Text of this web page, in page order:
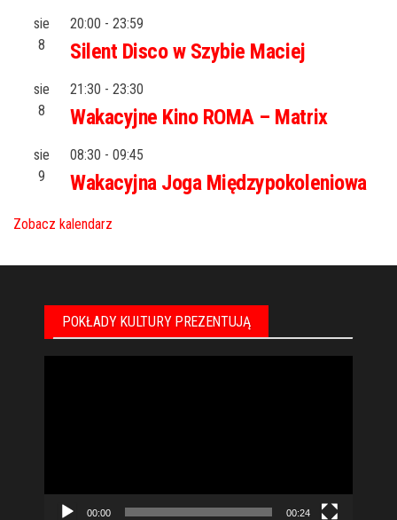
sie
8
20:00 - 23:59
Silent Disco w Szybie Maciej
sie
8
21:30 - 23:30
Wakacyjne Kino ROMA – Matrix
sie
9
08:30 - 09:45
Wakacyjna Joga Międzypokoleniowa
Zobacz kalendarz
POKŁADY KULTURY PREZENTUJĄ
00:00 00:24